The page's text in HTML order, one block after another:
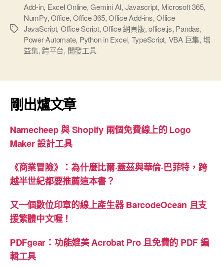
增
益
集
（Add-
新
的
標
Add-in, Excel Online,Gemini AI, Javascript, Microsoft 365,
NumPy,Office,Office 365,Office Add-ins,Office
JavaScript, Office Script,Office 網頁版,office.js, Pandas,
Power Automate, Python in Excel, TypeScript, VBA 巨集, 增
益集, 跨平台, 開發工具
剛出爐文章
Namecheep 與 Shopify 兩個免費線上的 Logo
Maker 設計工具
《商業冒險》：為什麼比爾·蓋茲與華倫·巴菲特，跨
越半世紀都要推薦這本書？
又一個數位印章的線上產生器 BarcodeOcean 且支
援繁體中文喔！
PDFgear：功能媲美 Acrobat Pro 且免費的 PDF 編
輯工具